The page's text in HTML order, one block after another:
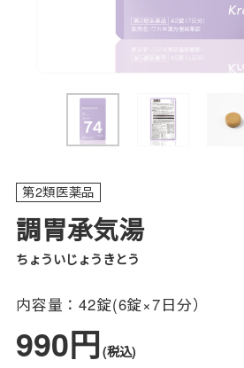
第2類医薬品
調胃承気湯
ちょういじょうきとう
内容量：42錠(6錠×7日分）
990円(税込)